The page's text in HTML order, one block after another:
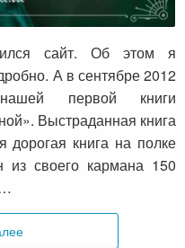
сайт. Об этом я
А в сентябре 2012
первой книги
Выстраданная книга
книга на полке
из своего кармана 150